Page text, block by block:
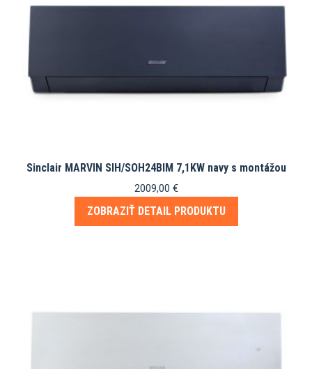
Sinclair MARVIN SIH/SOH24BIM 7,1KW navy s montážou
2009,00 €
ZOBRAZIŤ DETAIL PRODUKTU